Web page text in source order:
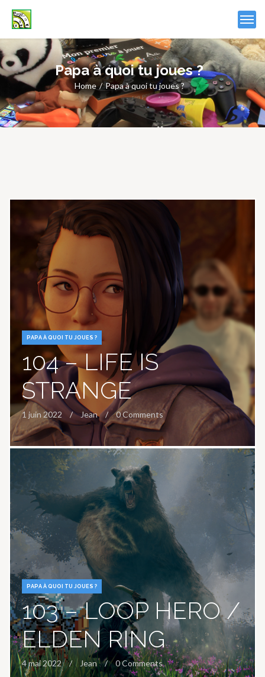
Papa à quoi tu joues ?
Home Papa à quoi tu joues ?
PAPA À QUOI TU JOUES ?
104 – LIFE IS
STRANGE
1 juin 2022 Jean 0 Comments
PAPA À QUOI TU JOUES ?
103 – LOOP HERO /
ELDEN RING
4 mai 2022 Jean 0 Comments